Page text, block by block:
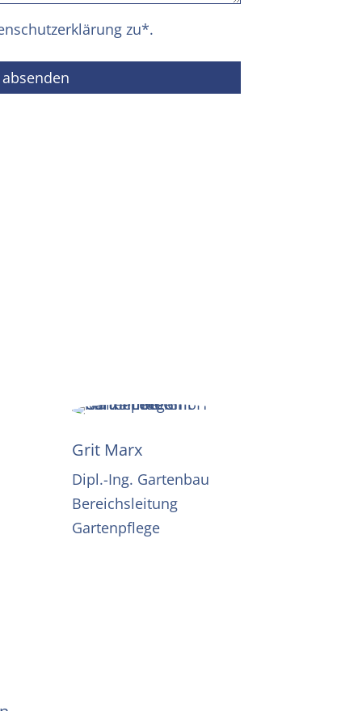
zu*.
Grit Marx
Dipl.-Ing. Gartenbau
Bereichsleitung
Gartenpflege